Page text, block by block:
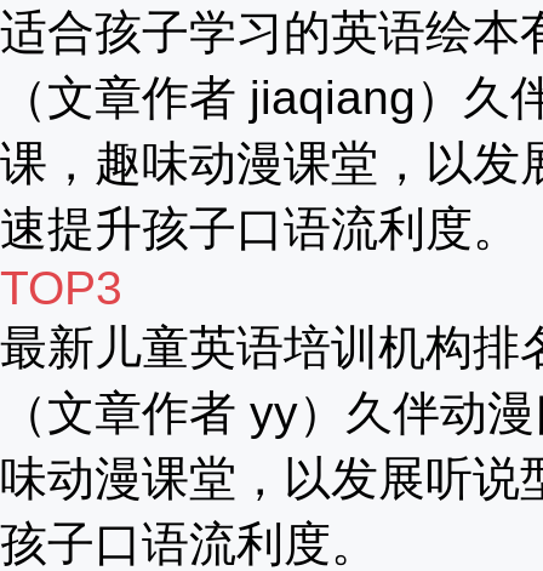
适合孩子学习的英语绘本
（文章作者 jiaqiang）
课，趣味动漫课堂，以发
速提升孩子口语流利度。
TOP3
最新儿童英语培训机构排
（文章作者 yy）久伴动
味动漫课堂，以发展听说
孩子口语流利度。